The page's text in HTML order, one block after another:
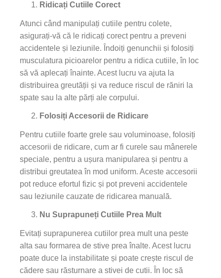
Ridicați Cutiile Corect
Atunci când manipulați cutiile pentru colete,
asigurați-vă că le ridicați corect pentru a preveni
accidentele și leziunile. Îndoiți genunchii și folosiți
musculatura picioarelor pentru a ridica cutiile, în loc
să vă aplecați înainte. Acest lucru va ajuta la
distribuirea greutății și va reduce riscul de răniri la
spate sau la alte părți ale corpului.
Folosiți Accesorii de Ridicare
Pentru cutiile foarte grele sau voluminoase, folosiți
accesorii de ridicare, cum ar fi curele sau mânerele
speciale, pentru a ușura manipularea și pentru a
distribui greutatea în mod uniform. Aceste accesorii
pot reduce efortul fizic și pot preveni accidentele
sau leziunile cauzate de ridicarea manuală.
Nu Suprapuneți Cutiile Prea Mult
Evitați suprapunerea cutiilor prea mult una peste
alta sau formarea de stive prea înalte. Acest lucru
poate duce la instabilitate și poate crește riscul de
cădere sau răsturnare a stivei de cutii. În loc să